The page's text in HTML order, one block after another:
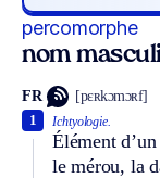
percomorphe
nom
FR [pɛʀkɔmɔʀf]
Ichtyologie.
Élément
le mérou, la
1